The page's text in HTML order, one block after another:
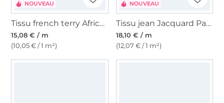
NOUVEAU
Tissu french terry African Animals, blanc cassé
15,08 € / m
(10,05 € / 1 m²)
NOUVEAU
Tissu jean Jacquard Papillons, bleu foncé
18,10 € / m
(12,07 € / 1 m²)